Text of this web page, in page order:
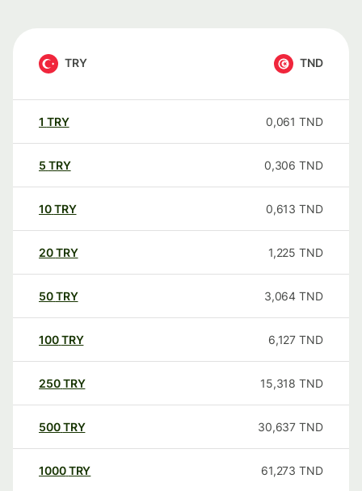
TRY TND
1 TRY 0,061 TND
5 TRY 0,306 TND
10TRY 0,613 TND
20TRY 1,225 TND
50TRY 3,064 TND
100TRY 6,127 TND
250TRY 15,318 TND
500TRY 30,637 TND
1000TRY 61,273 TND